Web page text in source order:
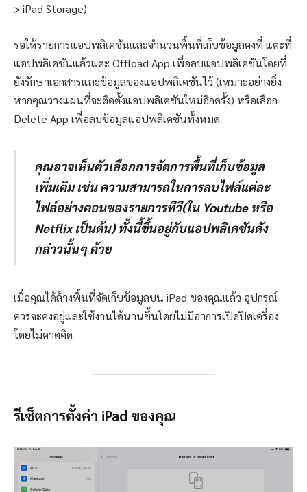
> iPad Storage)
รอให้รายการแอปพลิเคชันและจำนวนพื้นที่เก็บข้อมูลคงที่ แตะที่
แอปพลิเคชันแล้วแตะ Offload App เพื่อลบแอปพลิเคชันโดยที่
ยังรักษาเอกสารและข้อมูลของแอปพลิเคชันไว้ (เหมาะอย่างยิ่ง
หากคุณวางแผนที่จะติดตั้งแอปพลิเคชันใหม่อีกครั้ง) หรือเลือก
Delete App เพื่อลบข้อมูลแอปพลิเคชันทั้งหมด
คุณอาจเห็นตัวเลือกการจัดการพื้นที่เก็บข้อมูล
เพิ่มเติม เช่น ความสามารถในการลบไฟล์แต่ละ
ไฟล์อย่างตอนของรายการทีวี(ใน Youtube หรือ
Netflix เป็นต้น) ทั้งนี้ขึ้นอยู่กับแอปพลิเคชันดัง
กล่าวนั้นๆ ด้วย
เมื่อคุณได้ล้างพื้นที่จัดเก็บข้อมูลบน iPad ของคุณแล้ว อุปกรณ์
ควรจะคงอยู่และใช้งานได้นานขึ้นโดยไม่มีอาการเปิดปิดเครื่อง
โดยไม่คาดคิด
รีเซ็ตการตั้งค่า iPad ของคุณ